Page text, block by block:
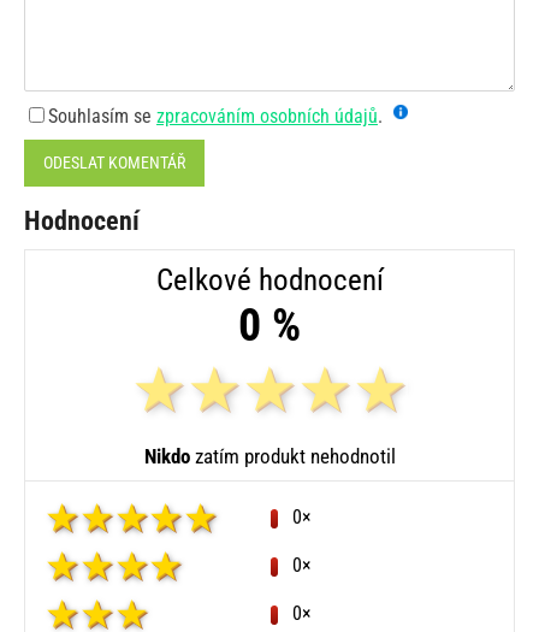
Souhlasím se zpracováním osobních údajů.
ODESLAT KOMENTÁŘ
Hodnocení
Celkové hodnocení
0 %
Nikdozatím produkt nehodnotil
0×
0×
0×